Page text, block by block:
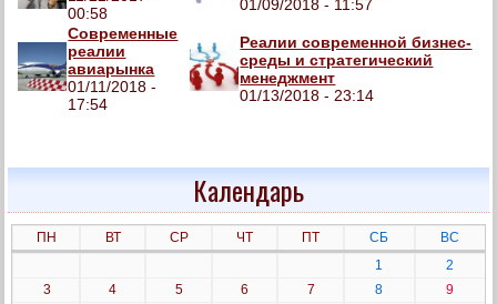
00:58
01/09/2018 - 11:57
Современные
реалии
авиарынка
01/11/2018 -
17:54
Реалии современной бизнес-
среды и стратегический
менеджмент
01/13/2018 - 23:14
Календарь
ПН ВТ СР ЧТ ПТ СБ
ВС
1
2
3
4 5 6 7 8
9